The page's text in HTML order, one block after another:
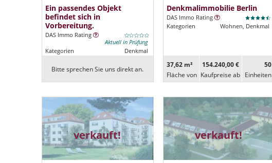
Ein passendes Objekt
befindet sich in
Vorbereitung.
DAS Immo Rating
Aktuell in Prüfung
Kategorien
Denkmal
Bitte sprechen Sie uns direkt an.
Denkmalimmobilie Berlin
DAS Immo Rating
Kategorien
Wohnen, Denkmal
37,62 m²
Fläche von
154.240,00 €
Kaufpreise ab
50
Ein­heiten
verkauft! verkauft!